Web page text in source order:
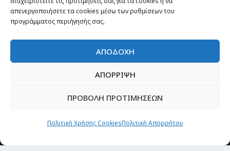
απενεργοποιήσετε τα cookies μέσω των ρυθμίσεων του
προγράμματος περιήγησής σας.
ΑΠΟΔΟΧΗ
ΑΠΟΡΡΙΨΗ
ΠΡΟΒΟΛΗ ΠΡΟΤΙΜΗΣΕΩΝ
Πολιτική Χρήσης CookiesΠολιτική Απορρήτου